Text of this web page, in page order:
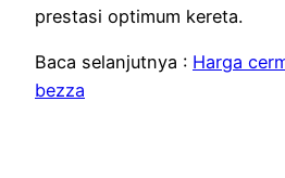
prestasi optimum kereta.
Baca selanjutnya : Harga
bezza